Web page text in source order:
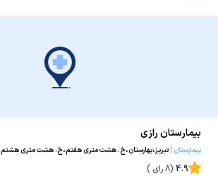
بیمارستان رازی
بیمارستان |تبریز،بهارستان،خ. هشت متری هفتم،خ. هشت متری هشتم
4.9
(
8رای )